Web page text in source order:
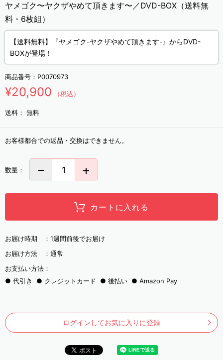
ヤメゴク〜ヤクザやめて頂きます〜／DVD-BOX（送料無
料・6枚組）
【送料無料】『ヤメゴク-ヤクザやめて頂きます-』からDVD-
BOXが登場！
商品番号： P0070973
¥20,900 （税込）
送料： 無料
お客様都合での返品・交換はできません。
数量：
カートに入れる
お届け時期 ： 1週間前後でお届け
お届け方法 ： 通常
お支払い方法：
代引き
クレジットカード 後払い Amazon Pay
ログインしてお気に入りに登録